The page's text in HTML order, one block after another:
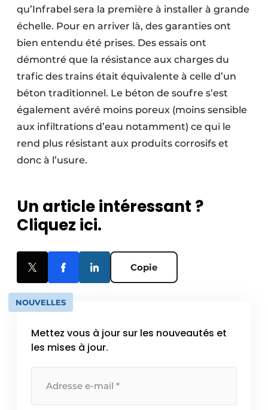
qu’Infrabel sera la première à installer à grande
échelle. Pour en arriver là, des garanties ont
bien entendu été prises. Des essais ont
démontré que la résistance aux charges du
trafic des trains était équivalente à celle d’un
béton traditionnel. Le béton de soufre s’est
également avéré moins poreux (moins sensible
aux infiltrations d’eau notamment) ce qui le
rend plus résistant aux produits corrosifs et
donc à l’usure.
Un article intéressant ?
Cliquez ici.
Copie
NOUVELLES
Mettez vous à jour sur les nouveautés et
les mises à jour.